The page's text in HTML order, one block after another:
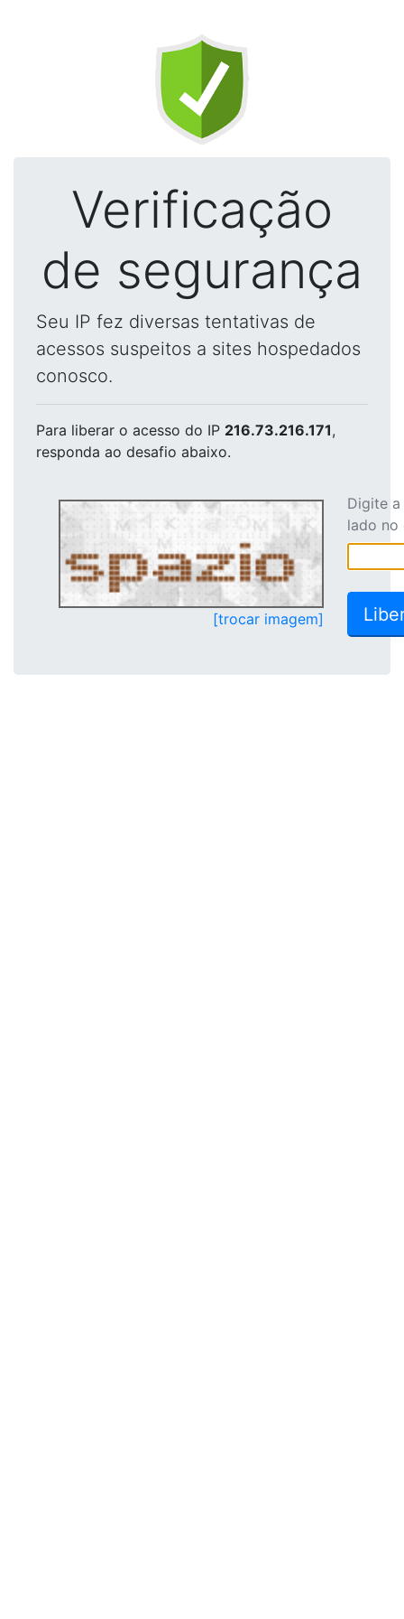
Verificação
de segurança
Seu IP fez diversas tentativas de
acessos suspeitos a sites hospedados
conosco.
Para liberar o acesso do IP 216.73.216.171,
responda ao desafio abaixo.
[trocar imagem]
Digite
lado no